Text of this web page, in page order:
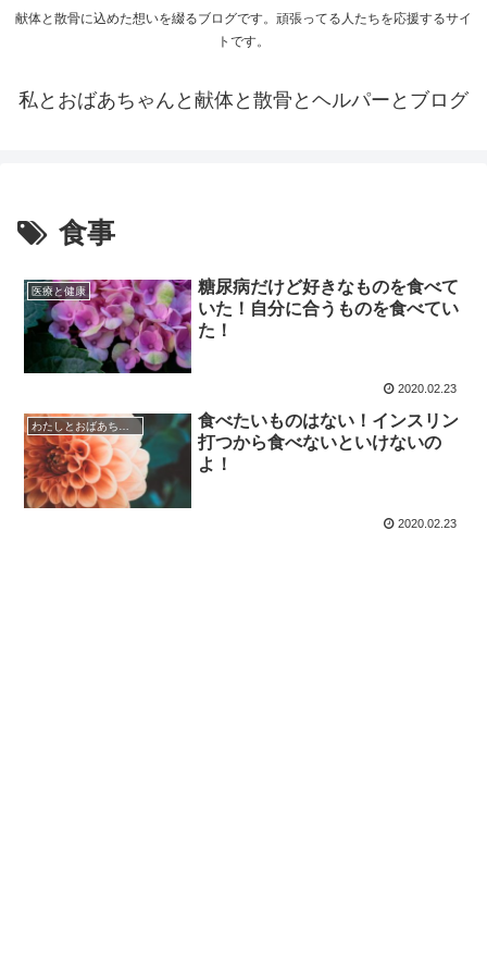
献体と散骨に込めた想いを綴るブログです。頑張ってる人たちを応援するサイ
トです。
私とおばあちゃんと献体と散骨とヘルパーとブログ
食事
医療と健康
糖尿病だけど好きなものを食べて
いた！自分に合うものを食べてい
た！
2020.02.23
食べたいものはない！インスリン
打つから食べないといけないの
よ！
2020.02.23